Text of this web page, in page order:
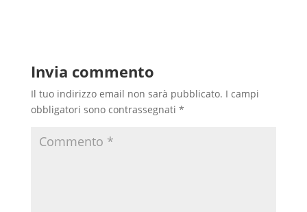
Invia commento
Il tuo indirizzo email non sarà pubblicato. I campi
obbligatori sono contrassegnati *